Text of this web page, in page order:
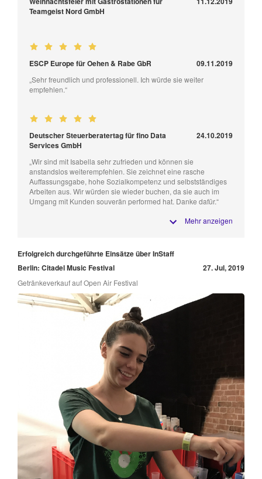
Teamgeist Nord GmbH
ESCP Europe für Oehen & Rabe GbR 09.11.2019
„Sehr freundlich und professionell. Ich würde sie weiter
empfehlen.“
Deutscher Steuerberatertag für fino Data
Services GmbH
24.10.2019
„Wir sind mit Isabella sehr zufrieden und können sie
anstandslos weiterempfehlen. Sie zeichnet eine rasche
Auffassungsgabe, hohe Sozialkompetenz und selbstständiges
Arbeiten aus. Wir würden sie wieder buchen, da sie auch im
Umgang mit Kunden souverän performed hat. Danke dafür.“
Mehr anzeigen
Erfolgreich durchgeführte Einsätze über InStaff
Berlin: Citadel Music Festival
27. Jul, 2019
Getränkeverkauf auf Open Air Festival